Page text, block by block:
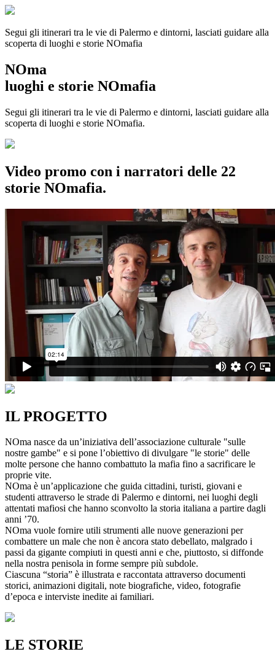
Segui gli itinerari tra le vie di Palermo e dintorni, lasciati guidare alla
scoperta di luoghi e storie NOmafia
NOma
luoghi e storie NOmafia
Segui gli itinerari tra le vie di Palermo e dintorni, lasciati guidare alla
scoperta di luoghi e storie NOmafia.
Video promo con i narratori delle 22
storie NOmafia.
IL PROGETTO
NOma nasce da un’iniziativa dell’associazione culturale "sulle
nostre gambe" e si pone l’obiettivo di divulgare "le storie" delle
molte persone che hanno combattuto la mafia fino a sacrificare le
proprie vite.
NOma è un’applicazione che guida cittadini, turisti, giovani e
studenti attraverso le strade di Palermo e dintorni, nei luoghi degli
attentati mafiosi che hanno sconvolto la storia italiana a partire dagli
anni ’70.
NOma vuole fornire utili strumenti alle nuove generazioni per
combattere un male che non è ancora stato debellato, malgrado i
passi da gigante compiuti in questi anni e che, piuttosto, si diffonde
nella nostra penisola in forme sempre più subdole.
Ciascuna “storia” è illustrata e raccontata attraverso documenti
storici, animazioni digitali, note biografiche, video, fotografie
d’epoca e interviste inedite ai familiari.
LE STORIE